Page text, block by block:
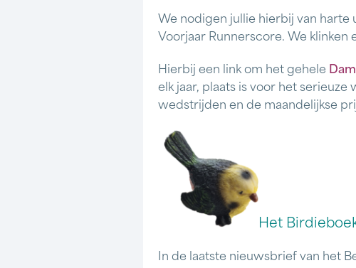
We nodigen jullie hierbij van harte
Voorjaar Runnerscore. We klinken
Hierbij een link om het gehele
elk jaar, plaats is voor het
wedstrijden en de maandelijkse
Het
In de laatste nieuwsbrief van het